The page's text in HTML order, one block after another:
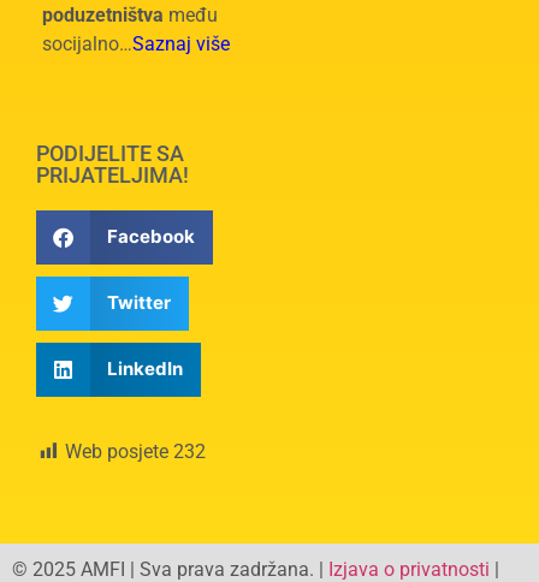
poduzetništva među
socijalno…Saznaj više
PODIJELITE SA
PRIJATELJIMA!
Facebook
Twitter
LinkedIn
Web posjete 232
© 2025 AMFI | Sva prava zadržana. | Izjava o privatnosti